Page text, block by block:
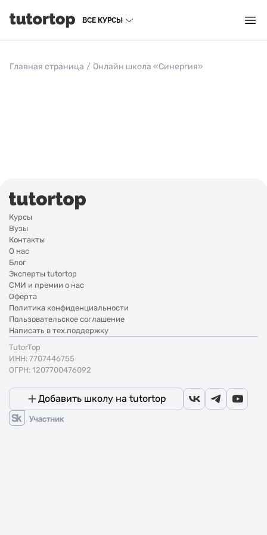
ВСЕ КУРСЫ
Главная страница / Онлайн школа «Синергия»
Курсы
Вузы
Контакты
О нас
Блог
Эксперты tutortop
СМИ и премии о нас
Оферта
Политика конфиденциальности
Пользовательское соглашение
Написать в тех.поддержку
TutorTop
ИНН: 7707446755
ОГРН: 1207700476092
Добавить школу на tutortop